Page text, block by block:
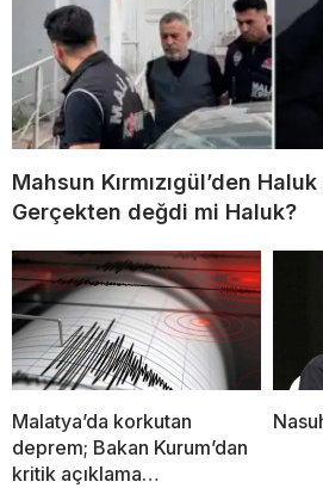
Mahsun Kırmızıgül’den
Gerçekten değdi mi Haluk?
Malatya’da korkutan
deprem; Bakan Kurum’dan
kritik açıklama…